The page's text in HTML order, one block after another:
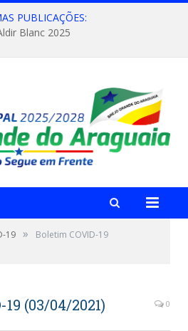
PUBLICAÇÕES:
Blanc 2025
19 »
Boletim COVID-19
(03/04/2021) 0